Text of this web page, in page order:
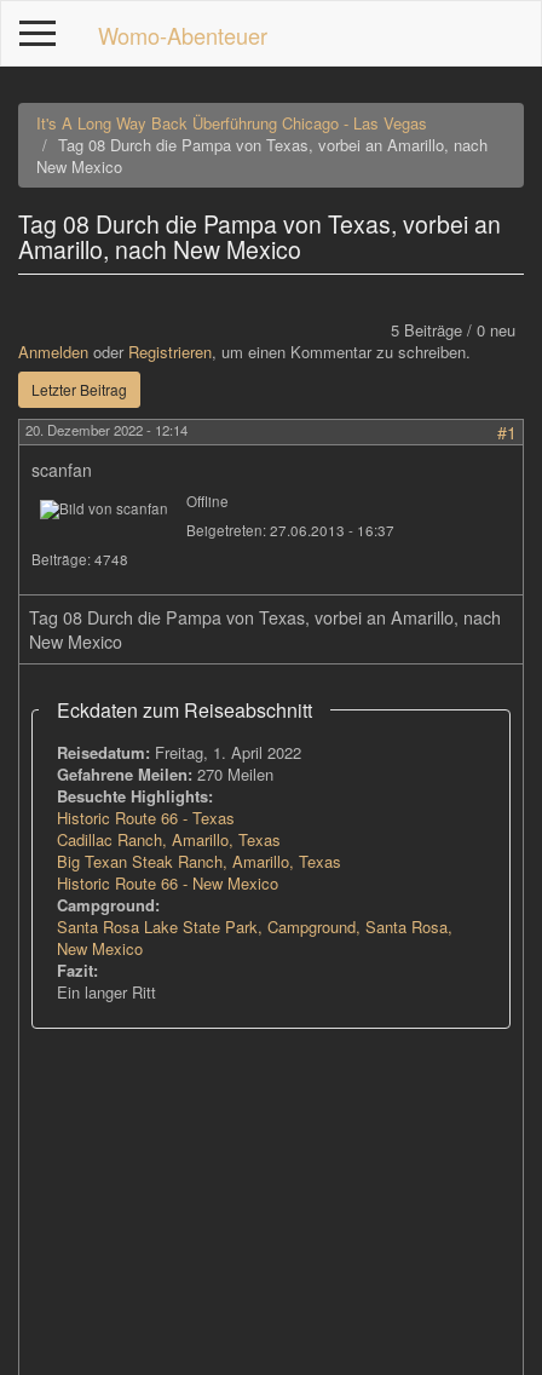
zum
Inhalt
Womo-Abenteuer
It's A Long Way Back Überführung Chicago - Las Vegas
Tag 08 Durch die Pampa von Texas, vorbei an Amarillo, nach
New Mexico
Tag 08 Durch die Pampa von Texas, vorbei an
Amarillo, nach New Mexico
5 Beiträge / 0 neu
Anmelden oder Registrieren, um einen Kommentar zu schreiben.
Letzter Beitrag
20. Dezember 2022 - 12:14
#1
scanfan
Offline
Beigetreten:27.06.2013 - 16:37
Beiträge:4748
Tag 08 Durch die Pampa von Texas, vorbei an Amarillo, nach
New Mexico
Eckdaten zum Reiseabschnitt
Reisedatum: Freitag, 1. April 2022
Gefahrene Meilen: 270 Meilen
Besuchte Highlights:
Historic Route 66 - Texas
Cadillac Ranch, Amarillo, Texas
Big Texan Steak Ranch, Amarillo, Texas
Historic Route 66 - New Mexico
Campground:
Santa Rosa Lake State Park, Campground, Santa Rosa,
New Mexico
Fazit:
Ein langer Ritt